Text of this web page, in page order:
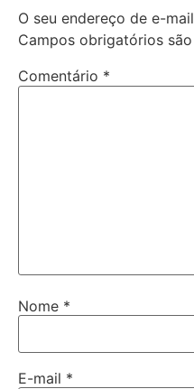
O seu endereço de e-
Campos obrigatórios
Comentário *
Nome *
E-mail *